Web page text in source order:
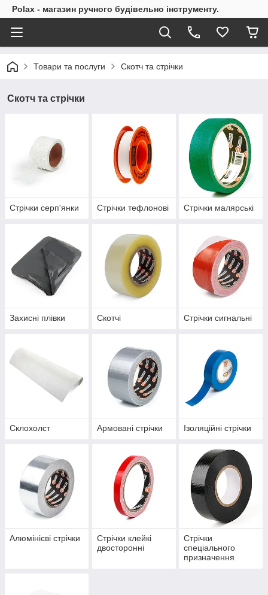
Polax - магазин ручного будівельно інструменту.
Товари та послуги Скотч та стрічки
Скотч та стрічки
Стрічки серп'янки Стрічки тефлонові Стрічки малярські
Захисні плівки Скотчі Стрічки сигнальні
Склохолст Армовані стрічки Ізоляційні стрічки
Алюмінієві стрічки
Стрічки клейкі
двосторонні
Стрічки
спеціального
призначення